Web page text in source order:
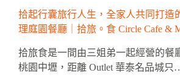
拾起行囊旅行人生，全家人共同打造
理庭園餐廳｜拾旅。食 Circle Cafe &
拾旅食是一間由三姐弟一起經營的餐
桃園中壢，距離 Outlet 華泰名品城只